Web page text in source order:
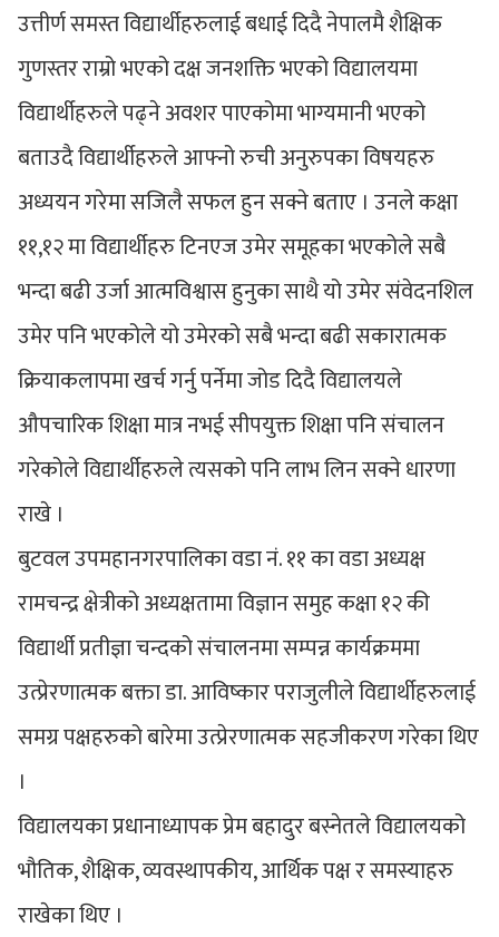
उत्तीर्ण समस्त विद्यार्थीहरुलाई बधाई दिदै नेपालमै शैक्षिक
गुणस्तर राम्रो भएको दक्ष जनशक्ति भएको विद्यालयमा
विद्यार्थीहरुले पढ्ने अवशर पाएकोमा भाग्यमानी भएको
बताउदै विद्यार्थीहरुले आफ्नो रुची अनुरुपका विषयहरु
अध्ययन गरेमा सजिलै सफल हुन सक्ने बताए । उनले कक्षा
११,१२ मा विद्यार्थीहरु टिनएज उमेर समूहका भएकोले सबै
भन्दा बढी उर्जा आत्मविश्वास हुनुका साथै यो उमेर संवेदनशिल
उमेर पनि भएकोले यो उमेरको सबै भन्दा बढी सकारात्मक
क्रियाकलापमा खर्च गर्नु पर्नेमा जोड दिदै विद्यालयले
औपचारिक शिक्षा मात्र नभई सीपयुक्त शिक्षा पनि संचालन
गरेकोले विद्यार्थीहरुले त्यसको पनि लाभ लिन सक्ने धारणा
राखे ।
बुटवल उपमहानगरपालिका वडा नं. ११ का वडा अध्यक्ष
रामचन्द्र क्षेत्रीको अध्यक्षतामा विज्ञान समुह कक्षा १२ की
विद्यार्थी प्रतीज्ञा चन्दको संचालनमा सम्पन्न कार्यक्रममा
उत्प्रेरणात्मक बक्ता डा. आविष्कार पराजुलीले विद्यार्थीहरुलाई
समग्र पक्षहरुको बारेमा उत्प्रेरणात्मक सहजीकरण गरेका थिए
।
विद्यालयका प्रधानाध्यापक प्रेम बहादुर बस्नेतले विद्यालयको
भौतिक, शैक्षिक, व्यवस्थापकीय, आर्थिक पक्ष र समस्याहरु
राखेका थिए ।